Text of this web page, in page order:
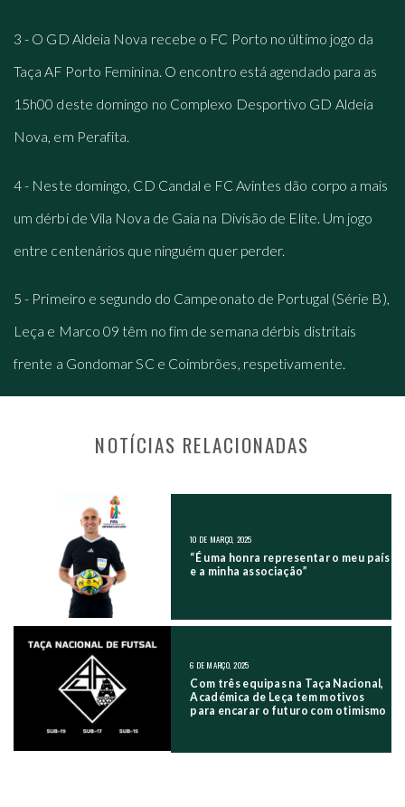
3 - O GD Aldeia Nova recebe o FC Porto no último jogo da
Taça AF Porto Feminina. O encontro está agendado para as
15h00 deste domingo no Complexo Desportivo GD Aldeia
Nova, em Perafita.
4 - Neste domingo, CD Candal e FC Avintes dão corpo a mais
um dérbi de Vila Nova de Gaia na Divisão de Elite. Um jogo
entre centenários que ninguém quer perder.
5 - Primeiro e segundo do Campeonato de Portugal (Série B),
Leça e Marco 09 têm no fim de semana dérbis distritais
frente a Gondomar SC e Coimbrões, respetivamente.
NOTÍCIAS RELACIONADAS
NAVEGAÇÃO NOS POSTS
10 DE MARÇO, 2025
“É uma honra representar o meu país
e a minha associação”
6 DE MARÇO, 2025
Com três equipas na Taça Nacional,
Académica de Leça tem motivos
para encarar o futuro com otimismo